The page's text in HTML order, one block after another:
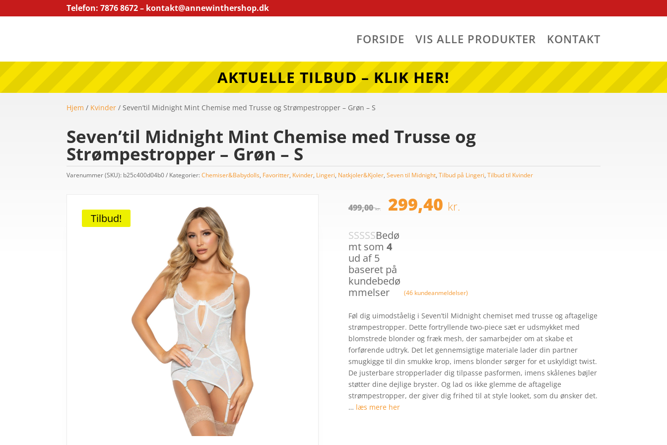
Telefon: 7876 8672 – kontakt@annewinthershop.dk
FORSIDE VIS ALLE PRODUKTER KONTAKT
AKTUELLE TILBUD – KLIK HER!
Hjem / Kvinder / Seven’til Midnight Mint Chemise med Trusse og Strømpestropper – Grøn – S
Seven’til Midnight Mint Chemise med Trusse og
Strømpestropper – Grøn – S
Varenummer (SKU): b25c400d04b0 Kategorier:Chemiser&Babydolls, Favoritter, Kvinder, Lingeri, Natkjoler&Kjoler,Seven til Midnight,Tilbud på Lingeri,Tilbud til Kvinder
Tilbud!
499,00kr. Den
oprindelige
pris
var:
499,00 kr..
299,40 kr.Den
aktuelle
pris
Bedø
mt som 4
ud af 5
baseret på
kundebedø
mmelser
(46kundeanmeldelser)
Føl dig uimodståelig i Seven’til Midnight chemiset med trusse og aftagelige
strømpestropper. Dette fortryllende two-piece sæt er udsmykket med
blomstrede blonder og fræk mesh, der samarbejder om at skabe et
forførende udtryk. Det let gennemsigtige materiale lader din partner
smugkigge til din smukke krop, imens blonder sørger for et uskyldigt twist.
De justerbare stropperlader dig tilpasse pasformen, imens skålenes bøjler
støtter dine dejlige bryster. Og lad os ikke glemme de aftagelige
strømpestropper, der giver dig frihed til at style looket, som du ønsker det.
… læs mere her